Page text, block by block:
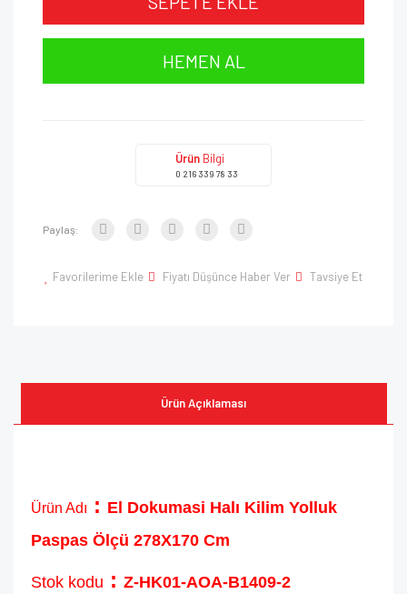
HEMEN AL
Ürün Bilgi
0 216 339 78 33
Paylaş:
Favorilerime Ekle Fiyatı Düşünce Haber Ver Tavsiye Et
Ürün Açıklaması
Ürün Adı : El Dokumasi Halı Kilim Yolluk
Paspas Ölçü 278X170 Cm
Stok kodu : Z-HK01-AOA-B1409-2